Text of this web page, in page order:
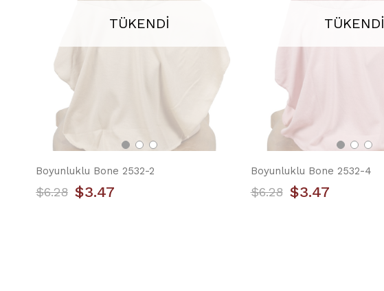
TÜKENDI
Boyunluklu Bone 2532-2
$3.47
$6.28
TÜKENDI
Boyunluklu Bone 2532-4
$3.47
$6.28